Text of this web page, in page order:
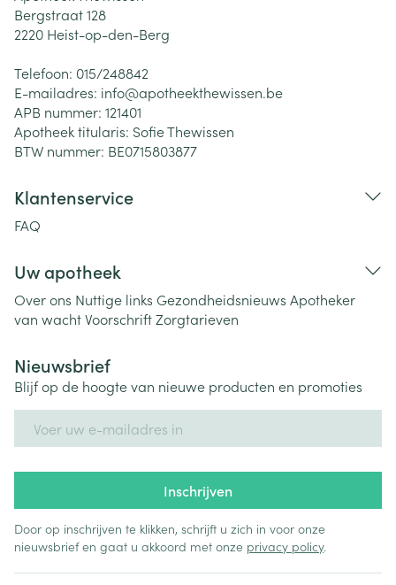
Bergstraat 128
2220 Heist-op-den-Berg
Telefoon: 015/248842
E-mailadres: info@apotheekthewissen.be
APB nummer: 121401
Apotheek titularis: Sofie Thewissen
BTW nummer: BE0715803877
Klantenservice
FAQ
Uw apotheek
Over ons Nuttige links Gezondheidsnieuws Apotheker
van wachtVoorschriftZorgtarieven
Nieuwsbrief
Blijf op de hoogte van nieuwe producten en promoties
Inschrijven
Door op inschrijven te klikken, schrijft u zich in voor onze
nieuwsbrief en gaat u akkoord met onze privacy policy.